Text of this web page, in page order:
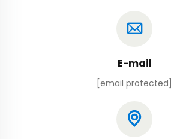
E-mail
[email protected]